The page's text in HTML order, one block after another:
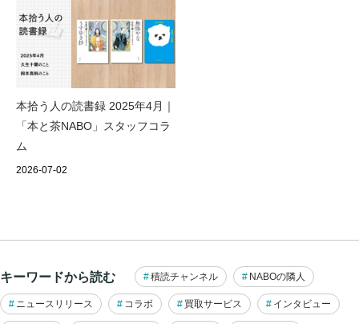
本拾う人の読書録 2025年4月｜
「本と茶NABO」スタッフコラ
ム
2026-07-02
キーワードから読む 積読チャンネル NABOの隣人
ニュースリリース コラボ 買取サービス インタビュー